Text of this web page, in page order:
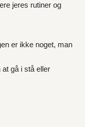
jeres rutiner og
er ikke noget, man
gå i stå eller